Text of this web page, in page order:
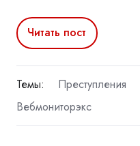
Читать пост
Темы: Преступления
Вебмониторэкс